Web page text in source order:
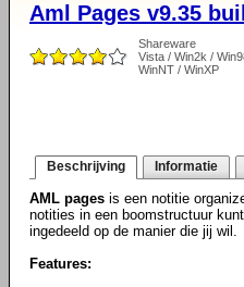
Aml Pages v9.35
Shareware
Vista / Win2k /
WinNT / WinXP
Beschrijving Informatie
AML pages is een notitie
notities in een boomstructuur
ingedeeld op de manier die jij wil.
Features: